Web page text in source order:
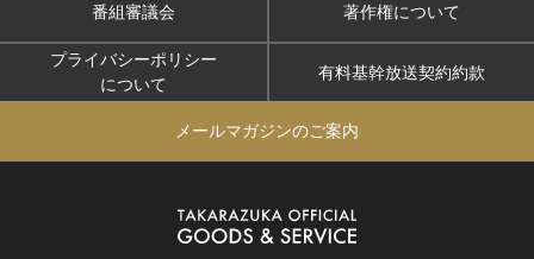
番組審議会 著作権について
プライバシーポリシー
について
有料基幹放送契約約款
メールマガジンのご案内